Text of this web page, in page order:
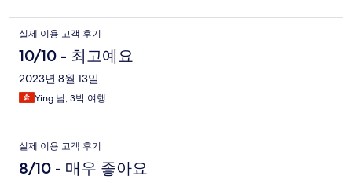
실제 이용 고객 후기
10/10 - 최고예요
2023년 8월 13일
Ying 님, 3박 여행
실제 이용 고객 후기
8/10 - 매우 좋아요